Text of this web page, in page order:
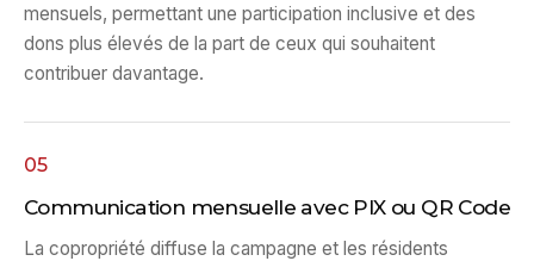
mensuels, permettant une participation inclusive et des
dons plus élevés de la part de ceux qui souhaitent
contribuer davantage.
05
Communication mensuelle avec PIX ou QR Code
La copropriété diffuse la campagne et les résidents